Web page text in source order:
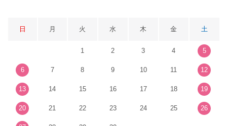
日 月 火 水 木 金 土
1 2 3 4 5
6 7 8 9 10 11 12
13 14 15 16 17 18 19
20 21 22 23 24 25 26